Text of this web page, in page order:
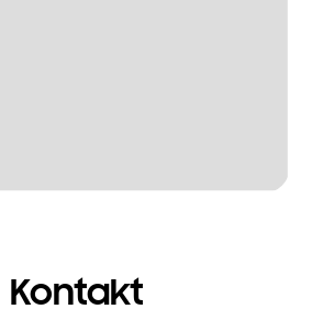
Kontakt